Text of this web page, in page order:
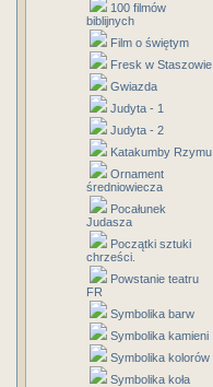
100 filmów
biblijnych
Film o świętym
Fresk w Staszowie
Gwiazda
Judyta - 1
Judyta - 2
Katakumby Rzymu
Ornament
średniowiecza
Pocałunek
Judasza
Początki sztuki
chrześci.
Powstanie teatru
FR
Symbolika barw
Symbolika kamieni
Symbolika kolorów
Symbolika koła